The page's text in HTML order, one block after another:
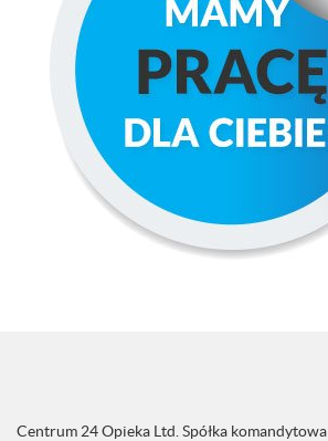
Centrum 24 Opieka Ltd. Spółka komandytowa